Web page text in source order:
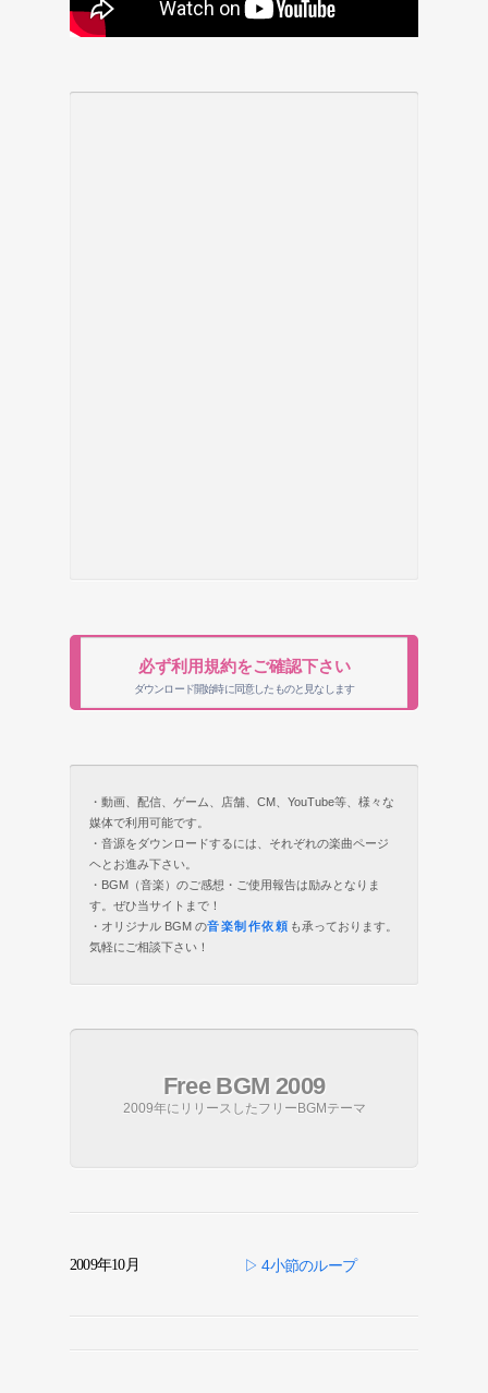
必ず利用規約をご確認下さい
ダウンロード開始時に同意したものと見なします
・動画、配信、ゲーム、店舗、CM、YouTube等、様々な
媒体で利用可能です。
・音源をダウンロードするには、それぞれの楽曲ページ
ヘとお進み下さい。
・BGM（音楽）のご感想・ご使用報告は励みとなりま
す。ぜひ当サイトまで！
・オリジナル BGM の音楽制作依頼 も承っております。
気軽にご相談下さい！
Free BGM 2009
2009年にリリースしたフリーBGMテーマ
2009年10月 ▷ 4小節のループ